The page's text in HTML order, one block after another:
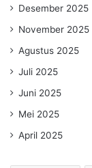
Desember 2025
November 2025
Agustus 2025
Juli 2025
Juni 2025
Mei 2025
April 2025